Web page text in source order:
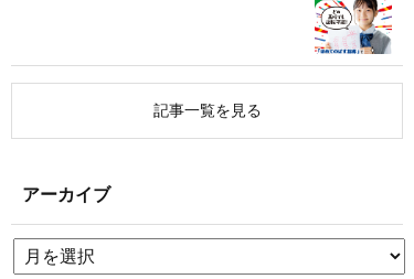
記事一覧を見る
アーカイブ